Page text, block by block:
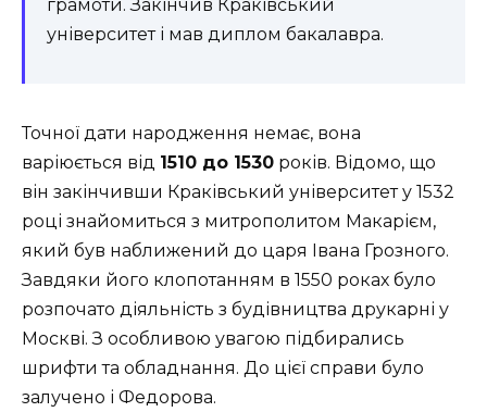
грамоти. Закінчив Краківський
університет і мав диплом бакалавра.
Точної дати народження немає, вона
варіюється від 1510 до 1530 років. Відомо, що
він закінчивши Краківський університет у 1532
році знайомиться з митрополитом Макарієм,
який був наближений до царя Івана Грозного.
Завдяки його клопотанням в 1550 роках було
розпочато діяльність з будівництва друкарні у
Москві. З особливою увагою підбирались
шрифти та обладнання. До цієї справи було
залучено і Федорова.